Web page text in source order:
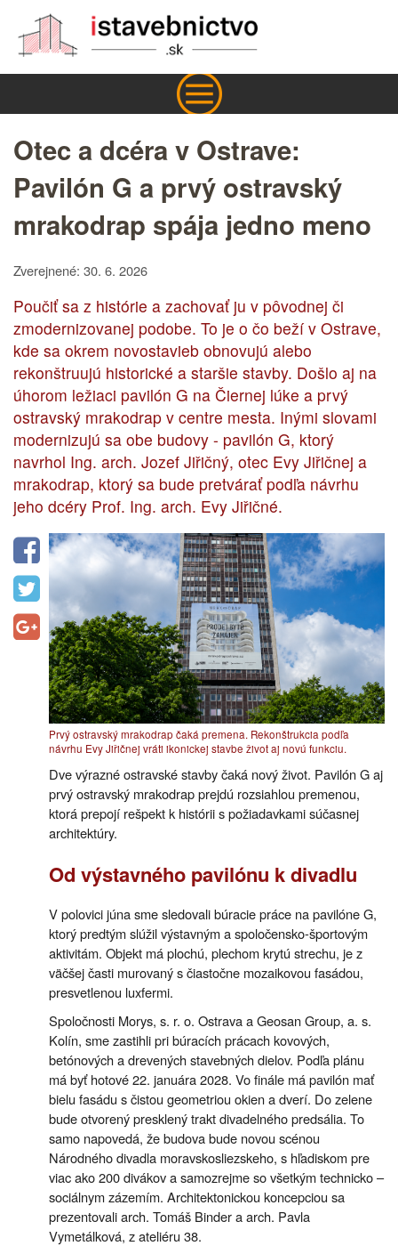
Otec a dcéra v Ostrave:
Pavilón G a prvý ostravský
mrakodrap spája jedno meno
Zverejnené: 30. 6. 2026
Poučiť sa z histórie a zachovať ju v pôvodnej či
zmodernizovanej podobe. To je o čo beží v Ostrave,
kde sa okrem novostavieb obnovujú alebo
rekonštruujú historické a staršie stavby. Došlo aj na
úhorom ležiaci pavilón G na Čiernej lúke a prvý
ostravský mrakodrap v centre mesta. Inými slovami
modernizujú sa obe budovy - pavilón G, ktorý
navrhol Ing. arch. Jozef Jiřičný, otec Evy Jiřičnej a
mrakodrap, ktorý sa bude pretvárať podľa návrhu
jeho dcéry Prof. Ing. arch. Evy Jiřičné.
Prvý ostravský mrakodrap čaká premena. Rekonštrukcia podľa
návrhu Evy Jiřičnej vráti ikonickej stavbe život aj novú funkciu.
Dve výrazné ostravské stavby čaká nový život. Pavilón G aj
prvý ostravský mrakodrap prejdú rozsiahlou premenou,
ktorá prepojí rešpekt k histórii s požiadavkami súčasnej
architektúry.
Od výstavného pavilónu k divadlu
V polovici júna sme sledovali búracie práce na pavilóne G,
ktorý predtým slúžil výstavným a spoločensko-športovým
aktivitám. Objekt má plochú, plechom krytú strechu, je z
väčšej časti murovaný s čiastočne mozaikovou fasádou,
presvetlenou luxfermi.
Spoločnosti Morys, s. r. o. Ostrava a Geosan Group, a. s.
Kolín, sme zastihli pri búracích prácach kovových,
betónových a drevených stavebných dielov. Podľa plánu
má byť hotové 22. januára 2028. Vo finále má pavilón mať
bielu fasádu s čistou geometriou okien a dverí. Do zelene
bude otvorený presklený trakt divadelného predsália. To
samo napovedá, že budova bude novou scénou
Národného divadla moravskosliezskeho, s hľadiskom pre
viac ako 200 divákov a samozrejme so všetkým technicko –
sociálnym zázemím. Architektonickou koncepciou sa
prezentovali arch. Tomáš Binder a arch. Pavla
Vymetálková, z ateliéru 38.